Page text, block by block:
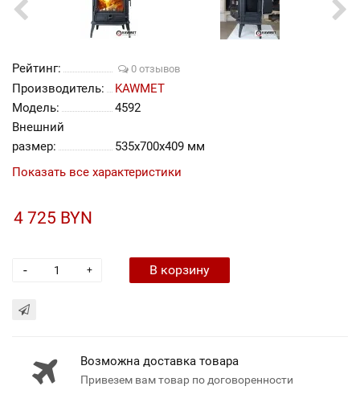
Рейтинг: 0 отзывов
Производитель:
KAWMET
Модель:
4592
Внешний
размер:
535x700x409 мм
Показать все характеристики
4 725 BYN
+
- В корзину
Возможна доставка товара
Привезем вам товар по договоренности